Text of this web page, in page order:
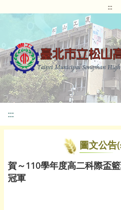
:::
:::
圖文公告
賀～110學年度高二科際盃
冠軍